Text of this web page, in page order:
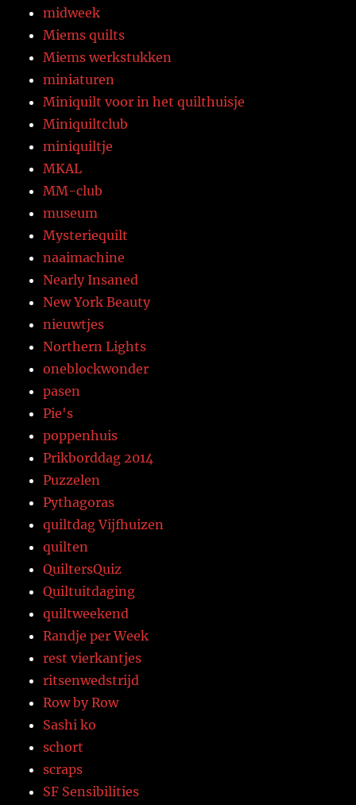
midweek
Miems quilts
Miems werkstukken
miniaturen
Miniquilt voor in het quilthuisje
Miniquiltclub
miniquiltje
MKAL
MM-club
museum
Mysteriequilt
naaimachine
Nearly Insaned
New York Beauty
nieuwtjes
Northern Lights
oneblockwonder
pasen
Pie's
poppenhuis
Prikborddag 2014
Puzzelen
Pythagoras
quiltdag Vijfhuizen
quilten
QuiltersQuiz
Quiltuitdaging
quiltweekend
Randje per Week
rest vierkantjes
ritsenwedstrijd
Row by Row
Sashi ko
schort
scraps
SF Sensibilities